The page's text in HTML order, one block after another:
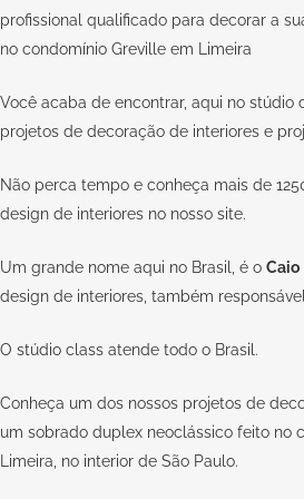
profissional qualificado para decorar a
no condomínio Greville em Limeira
Você acaba de encontrar, aqui no stúdio
projetos de decoração de interiores e
Não perca tempo e conheça mais de
design de interiores no nosso site.
Um grande nome aqui no Brasil, é o Caio
design de interiores, também
O stúdio class atende todo o Brasil.
Conheça um dos nossos projetos de
um sobrado duplex neoclássico feito no
Limeira, no interior de São Paulo.